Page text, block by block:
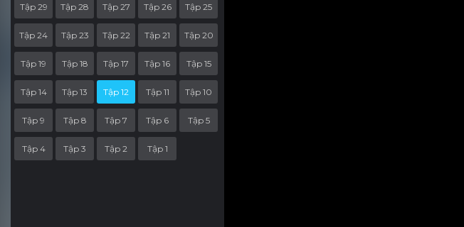
Tập 29 Tập 28 Tập 27 Tập 26 Tập 25
Tập 24 Tập 23 Tập 22 Tập 21 Tập 20
Tập 19 Tập 18 Tập 17 Tập 16 Tập 15
Tập 14 Tập 13 Tập 12 Tập 11 Tập 10
Tập 9 Tập 8 Tập 7 Tập 6 Tập 5
Tập 4 Tập 3 Tập 2 Tập 1